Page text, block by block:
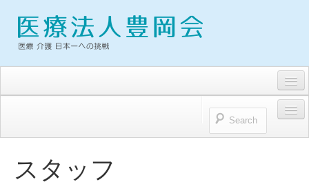
お問い合わせ
医療法人豊岡会
スタッフ